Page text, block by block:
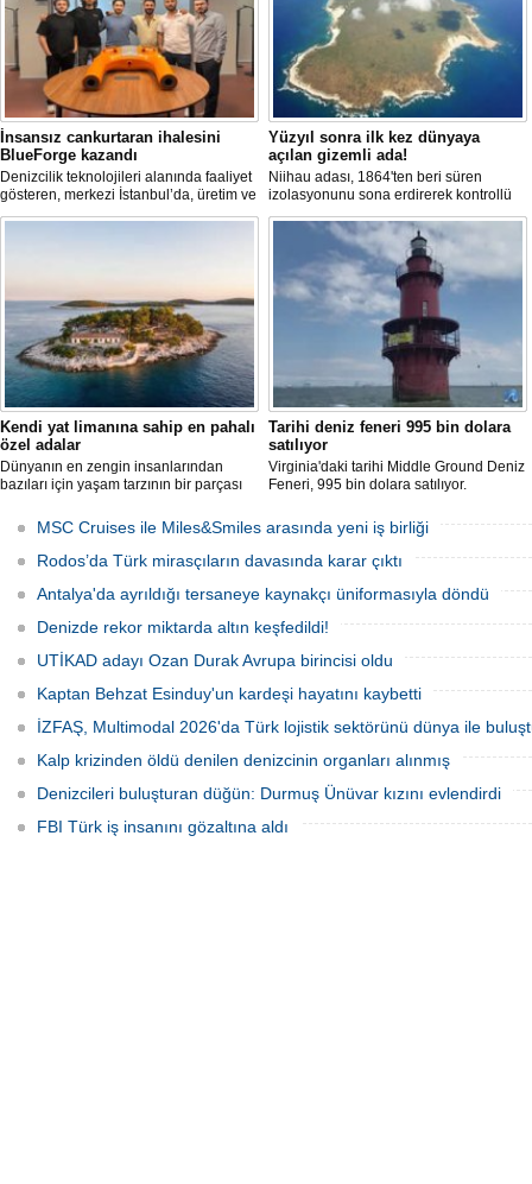
İnsansız cankurtaran ihalesini
BlueForge kazandı
Denizcilik teknolojileri alanında faaliyet
gösteren, merkezi İstanbul’da, üretim ve
Ar-Ge faaliyetlerinin önemli bölümünü
Yüzyıl sonra ilk kez dünyaya
açılan gizemli ada!
Niihau adası, 1864'ten beri süren
izolasyonunu sona erdirerek kontrollü
turist ziyaretlerine açıldı. Ada sakinleri,
modern teknolojiden uzak, katı
kurallarla dolu bir yaşam sürdürüyor.
Kendi yat limanına sahip en pahalı
özel adalar
Dünyanın en zengin insanlarından
bazıları için yaşam tarzının bir parçası
zamanda kendi yat limanı, helikopter
pisti ve seçkin villaları da içeren koca bir
özel adadır.
Tarihi deniz feneri 995 bin dolara
satılıyor
Virginia'daki tarihi Middle Ground Deniz
Feneri, 995 bin dolara satılıyor.
üretebilen bir yaşam alanına
dönüştürüldü.
MSC Cruises ile Miles&Smiles arasında yeni iş birliği
Rodos’da Türk mirasçıların davasında karar çıktı
Antalya'da ayrıldığı tersaneye kaynakçı üniformasıyla döndü
Denizde rekor miktarda altın keşfedildi!
UTİKAD adayı Ozan Durak Avrupa birincisi oldu
Kaptan Behzat Esinduy'un kardeşi hayatını kaybetti
İZFAŞ, Multimodal 2026'da Türk lojistik sektörünü dünya ile
Kalp krizinden öldü denilen denizcinin organları alınmış
Denizcileri buluşturan düğün: Durmuş Ünüvar kızını evlendirdi
FBI Türk iş insanını gözaltına aldı